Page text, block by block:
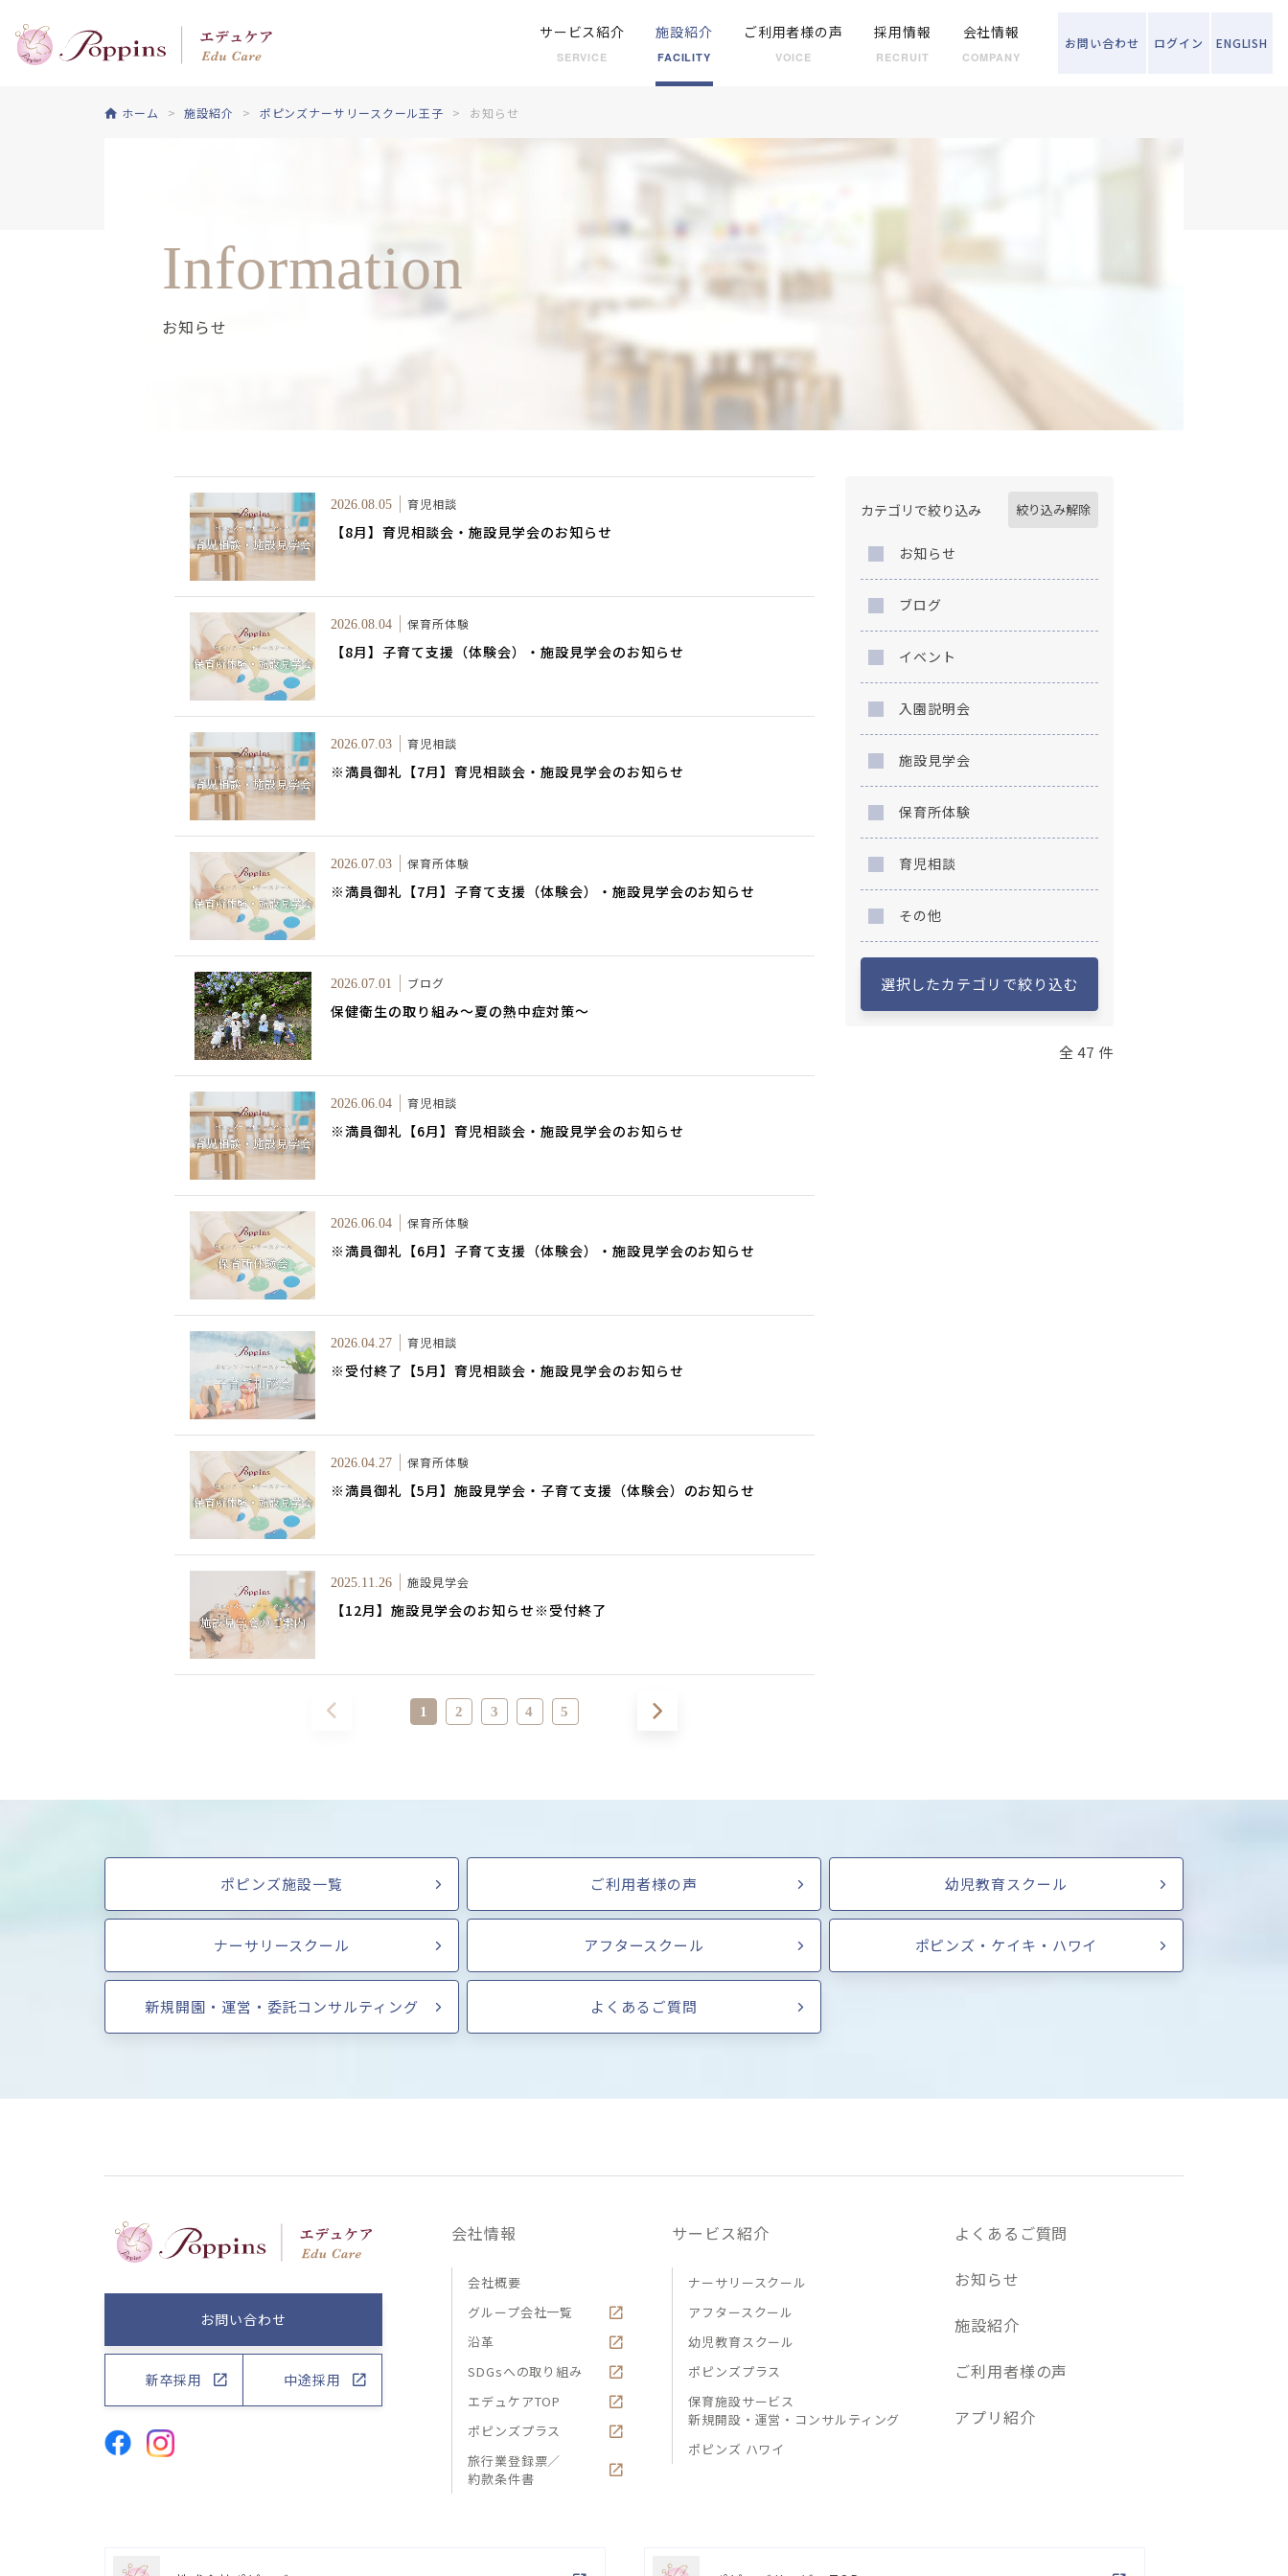
ログイン
お問い合わせ ENGLISH
サービス紹介
SERVICE
施設紹介
FACILITY
ご利用者様の声
VOICE
採用情報
RECRUIT
会社情報
COMPANY
ホーム 施設紹介 ポピンズナーサリースクール王子 お知らせ
Information
お知らせ
全 47 件
カテゴリで絞り込み 絞り込み解除
お知らせ
ブログ
イベント
入園説明会
施設見学会
保育所体験
育児相談
その他
選択したカテゴリで絞り込む
2026.08.05 育児相談
【8月】育児相談会・施設見学会のお知らせ
2026.08.04 保育所体験
【8月】子育て支援（体験会）・施設見学会のお知らせ
2026.07.03 育児相談
※満員御礼【7月】育児相談会・施設見学会のお知らせ
2026.07.03 保育所体験
※満員御礼【7月】子育て支援（体験会）・施設見学会のお知らせ
2026.07.01 ブログ
保健衛生の取り組み～夏の熱中症対策～
2026.06.04 育児相談
※満員御礼【6月】育児相談会・施設見学会のお知らせ
2026.06.04 保育所体験
※満員御礼【6月】子育て支援（体験会）・施設見学会のお知らせ
2026.04.27 育児相談
※受付終了【5月】育児相談会・施設見学会のお知らせ
2026.04.27 保育所体験
※満員御礼【5月】施設見学会・子育て支援（体験会）のお知らせ
2025.11.26 施設見学会
【12月】施設見学会のお知らせ※受付終了
1 2 3 4 5
ポピンズ施設一覧 ご利用者様の声 幼児教育スクール
ナーサリースクール アフタースクール ポピンズ・ケイキ・ハワイ
新規開園・運営・委託コンサルティング よくあるご質問
お問い合わせ
新卒採用 中途採用
会社情報
会社概要
グループ会社一覧
沿革
SDGsへの取り組み
エデュケアTOP
ポピンズプラス
旅行業登録票／
約款条件書
サービス紹介
ナーサリースクール
アフタースクール
幼児教育スクール
ポピンズプラス
保育施設サービス
新規開設・運営・コンサルティング
ポピンズ ハワイ
よくあるご質問
お知らせ
施設紹介
ご利用者様の声
アプリ紹介